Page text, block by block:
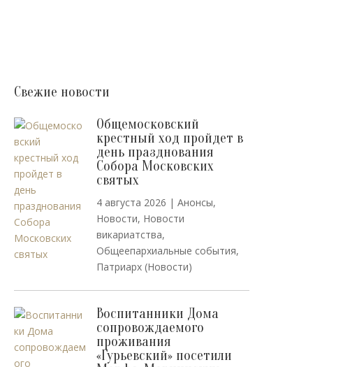
Свежие новости
Общемосковский
крестный ход пройдет в
день празднования
Собора Московских
святых
4 августа 2026 | Анонсы,
Новости, Новости
викариатства,
Общеепархиальные события,
Патриарх (Новости)
Воспитанники Дома
сопровождаемого
проживания
«Гурьевский» посетили